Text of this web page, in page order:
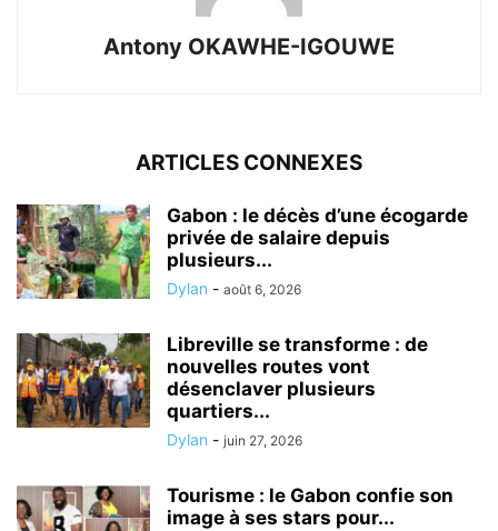
Antony OKAWHE-IGOUWE
ARTICLES CONNEXES
Gabon : le décès d’une écogarde
privée de salaire depuis
plusieurs...
Dylan - août 6, 2026
Libreville se transforme : de
nouvelles routes vont
désenclaver plusieurs
quartiers...
Dylan - juin 27, 2026
Tourisme : le Gabon confie son
image à ses stars pour...